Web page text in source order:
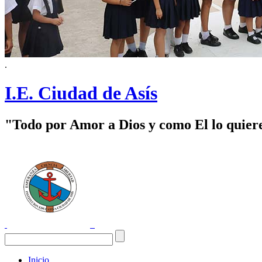
.
I.E. Ciudad de Asís
"Todo por Amor a Dios y como El lo
Inicio